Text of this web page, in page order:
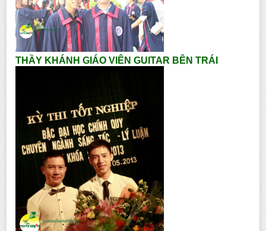
THẦY KHÁNH GIÁO VIÊN GUITAR BÊN TRÁI